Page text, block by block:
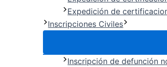
Expedición de
Inscripciones Civiles
Inscripción de defunción